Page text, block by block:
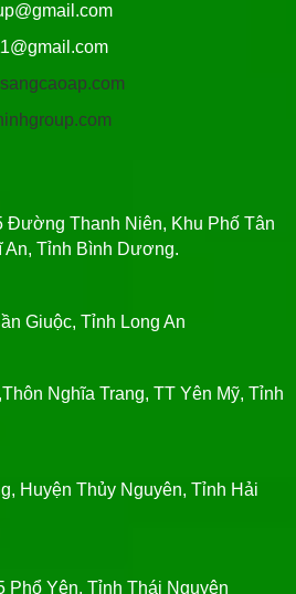
Đường Thanh Niên, Khu Phố Tân
An, Tỉnh Bình Dương.
Giuộc, Tỉnh Long An
Nghĩa Trang, TT Yên Mỹ, Tỉnh
Huyện Thủy Nguyên, Tỉnh Hải
Phổ Yên, Tỉnh Thái Nguyên